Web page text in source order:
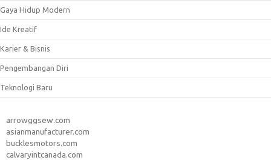
Gaya Hidup Modern
Ide Kreatif
Karier & Bisnis
Pengembangan Diri
Teknologi Baru
arrowggsew.com
asianmanufacturer.com
bucklesmotors.com
calvaryintcanada.com